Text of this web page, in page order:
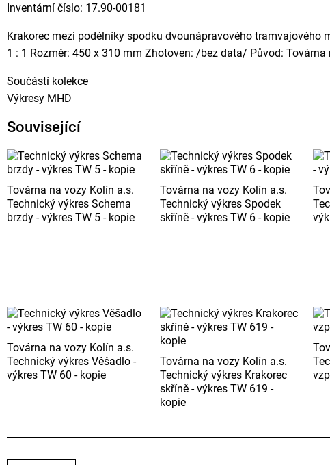
Inventární číslo: 17.90-00181
Krakorec mezi podélníky spodku dvounápravového tramvajového
1 : 1 Rozměr: 450 x 310 mm Zhotoven: /bez data/ Původ: Továrna
Součástí kolekce
Výkresy MHD
Související
Továrna na vozy Kolín a.s.
Technický výkres Schema
brzdy - výkres TW 5 - kopie
Továrna na vozy Kolín a.s.
Technický výkres Spodek
skříně - výkres TW 6 - kopie
Továrna na vozy Kolín a.s.
Technický výkres Věšadlo -
výkres TW 60 - kopie
Továrna na vozy Kolín a.s.
Technický výkres Krakorec
skříně - výkres TW 619 -
kopie